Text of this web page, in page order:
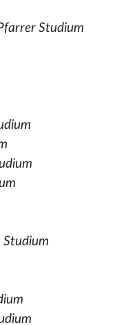
Studium
Studium